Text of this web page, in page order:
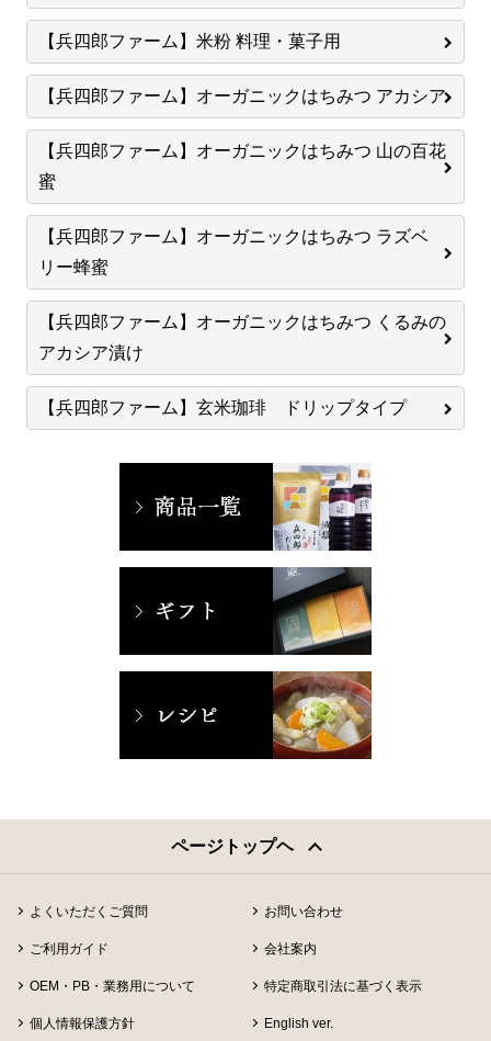
【兵四郎ファーム】米粉 料理・菓子用
【兵四郎ファーム】オーガニックはちみつ アカシア
【兵四郎ファーム】オーガニックはちみつ 山の百花
蜜
【兵四郎ファーム】オーガニックはちみつ ラズベ
リー蜂蜜
【兵四郎ファーム】オーガニックはちみつ くるみの
アカシア漬け
【兵四郎ファーム】玄米珈琲 ドリップタイプ
ページトップヘ
よくいただくご質問 お問い合わせ
ご利用ガイド 会社案内
OEM・PB・業務用について 特定商取引法に基づく表示
個人情報保護方針 English ver.